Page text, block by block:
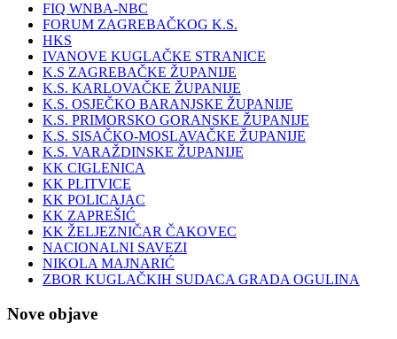
FIQ WNBA-NBC
FORUM ZAGREBAČKOG K.S.
HKS
IVANOVE KUGLAČKE STRANICE
K.S ZAGREBAČKE ŽUPANIJE
K.S. KARLOVAČKE ŽUPANIJE
K.S. OSJEČKO BARANJSKE ŽUPANIJE
K.S. PRIMORSKO GORANSKE ŽUPANIJE
K.S. SISAČKO-MOSLAVAČKE ŽUPANIJE
K.S. VARAŽDINSKE ŽUPANIJE
KK CIGLENICA
KK PLITVICE
KK POLICAJAC
KK ZAPREŠIĆ
KK ŽELJEZNIČAR ČAKOVEC
NACIONALNI SAVEZI
NIKOLA MAJNARIĆ
ZBOR KUGLAČKIH SUDACA GRADA OGULINA
Nove objave